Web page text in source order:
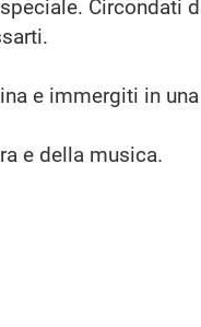
Circondati
e immergiti in
e della musica.